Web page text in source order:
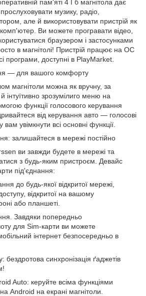
пам'яті 4 Гб магнітола дає
музику, радіо,
але й використовувати пристрій як
Ви можете програвати відео,
браузером і застосунками
в магнітолі! Пристрій працює на ОС
програми, доступні в PlayMarket.
— для вашого комфорту
магнітоли можна як вручну, за
інтуїтивно зрозумілиго меню на
функції голосового керування
від керування авто — голосові
увімкнути всі основні функції.
залишайтеся в мережі постійно
ви завжди будете в мережі та
з будь-яким пристроєм. Девайс
під'єднання:
до будь-якої відкритої мережі,
відкритої на вашому
або планшеті.
Завдяки попередньо
для Sim-карти ви можете
інтернет безпосередньо в
бездротова синхронізація ґаджетів
Auto: керуйте всіма функціями
Android на екрані магнітоли.